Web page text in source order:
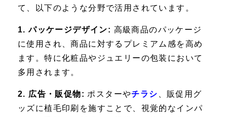
て、以下のような分野で活用されています。
1. パッケージデザイン: 高級商品のパッケージ
に使用され、商品に対するプレミアム感を高め
ます。特に化粧品やジュエリーの包装において
多用されます。
2. 広告・販促物: ポスターやチラシ 、販促用グ
ッズに植毛印刷を施すことで、視覚的なインパ